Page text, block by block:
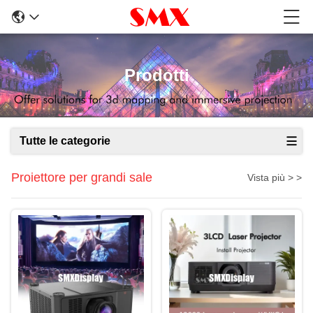
Prodotti
Tutte le categorie
Proiettore per grandi sale Vista più > >